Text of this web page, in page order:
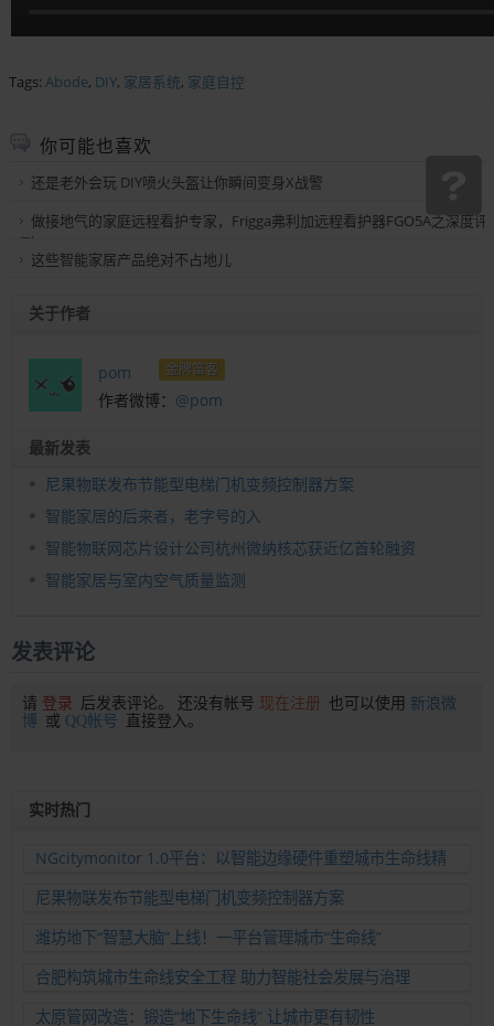
Tags: Abode, DIY, 家居系统, 家庭自控
你可能也喜欢
还是老外会玩 DIY喷火头盔让你瞬间变身X战警
做接地气的家庭远程看护专家，Frigga弗利加远程看护器FGO5A之深度评
测
这些智能家居产品绝对不占地儿
关于作者
pom 金牌笛客
作者微博： @pom
最新发表
尼果物联发布节能型电梯门机变频控制器方案
智能家居的后来者，老字号的入
智能物联网芯片设计公司杭州微纳核芯获近亿首轮融资
智能家居与室内空气质量监测
发表评论
请 登录 后发表评论。 还没有帐号 现在注册 也可以使用 新浪微
博 或 QQ帐号 直接登入。
实时热门
NGcitymonitor 1.0平台：以智能边缘硬件重塑城市生命线精
准运维新范式
尼果物联发布节能型电梯门机变频控制器方案
潍坊地下“智慧大脑”上线！一平台管理城市“生命线”
合肥构筑城市生命线安全工程 助力智能社会发展与治理
太原管网改造：锻造“地下生命线” 让城市更有韧性